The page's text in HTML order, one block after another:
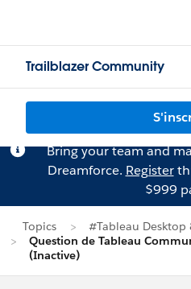
Trailblazer Community
Bring your team and
Dreamforce. Register
$999
Topics
#Tableau
Question de Tableau
(Inactive)